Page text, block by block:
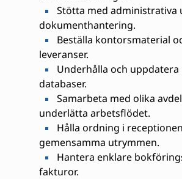
Stötta med administrativa
dokumenthantering.
Beställa kontorsmaterial
leveranser.
Underhålla och
databaser.
Samarbeta med olika
underlätta arbetsflödet.
Hålla ordning i
gemensamma utrymmen.
Hantera enklare
fakturor.